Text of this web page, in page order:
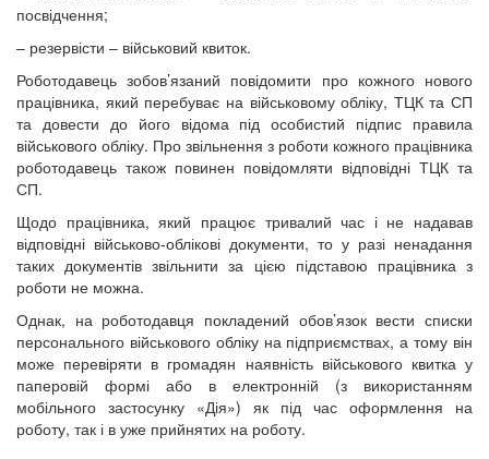
посвідчення;
– резервісти – військовий квиток.
Роботодавець зобов’язаний повідомити про кожного нового
працівника, який перебуває на військовому обліку, ТЦК та СП
та довести до його відома під особистий підпис правила
військового обліку. Про звільнення з роботи кожного працівника
роботодавець також повинен повідомляти відповідні ТЦК та
СП.
Щодо працівника, який працює тривалий час і не надавав
відповідні військово-облікові документи, то у разі ненадання
таких документів звільнити за цією підставою працівника з
роботи не можна.
Однак, на роботодавця покладений обов’язок вести списки
персонального військового обліку на підприємствах, а тому він
може перевіряти в громадян наявність військового квитка у
паперовій формі або в електронній (з використанням
мобільного застосунку «Дія») як під час оформлення на
роботу, так і в уже прийнятих на роботу.